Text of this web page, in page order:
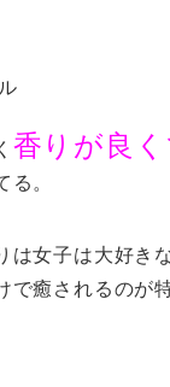
香りが良く
る。
は女子は大好き
癒されるのが特